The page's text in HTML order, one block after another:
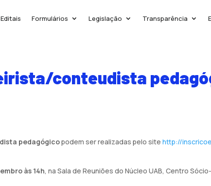
Editais Formulários Legislação Transparência
conteudista
pedagógicopodem ser realizadas pelo sitehttp://
às 14h, na Sala de Reuniões do Núcleo UAB, Centro